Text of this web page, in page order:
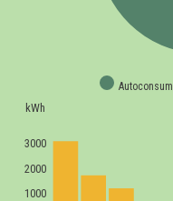
1000
2000
3000
kWh